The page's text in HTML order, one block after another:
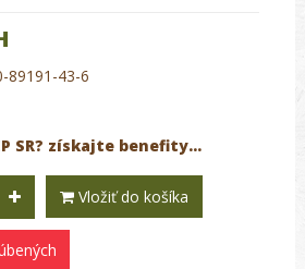
89191-43-6
SR? získajte benefity...
Vložiť do košíka